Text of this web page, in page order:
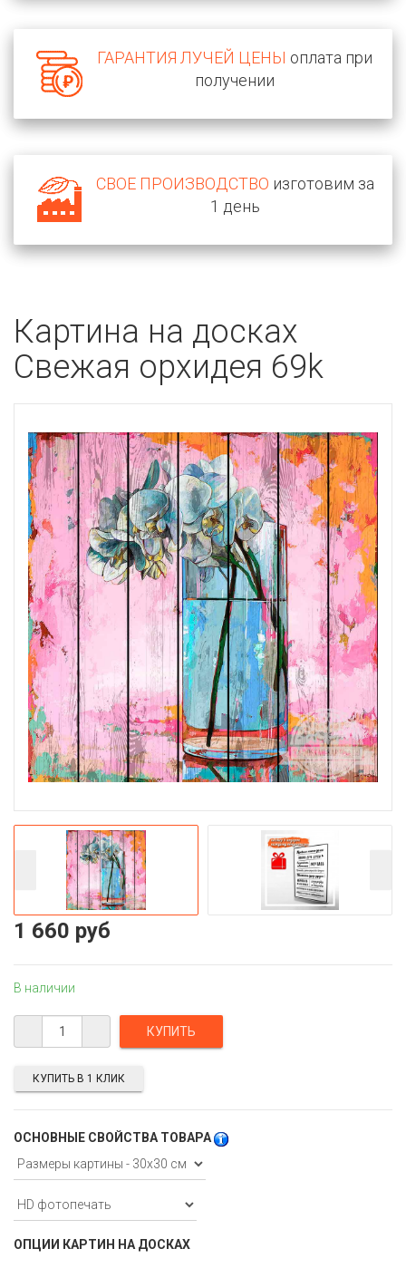
ГАРАНТИЯ ЛУЧЕЙ ЦЕНЫ оплата при
получении
СВОЕ ПРОИЗВОДСТВО изготовим за
1 день
Картина на досках
Свежая орхидея 69k
1 660 руб
В наличии
ОСНОВНЫЕ СВОЙСТВА ТОВАРА
ОПЦИИ КАРТИН НА ДОСКАХ
КУПИТЬ В 1 КЛИК